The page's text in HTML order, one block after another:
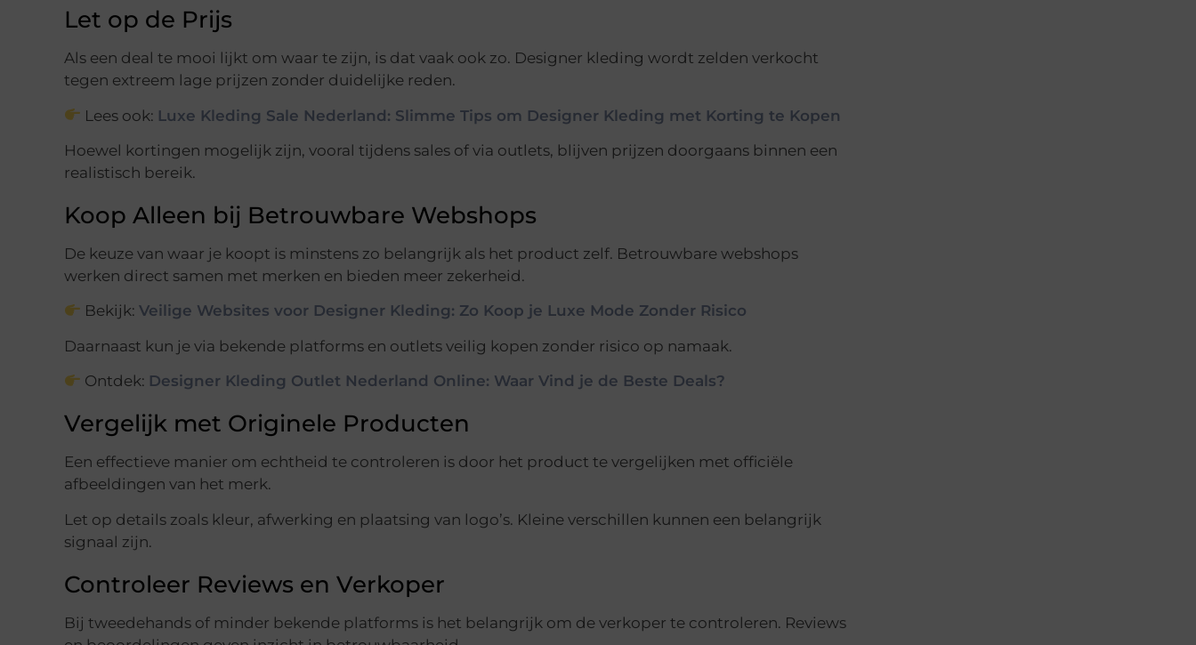
Let op de Prijs
Als een deal te mooi lijkt om waar te zijn, is dat vaak ook zo. Designer kleding wordt zelden verkocht
tegen extreem lage prijzen zonder duidelijke reden.
Lees ook: Luxe Kleding Sale Nederland: Slimme Tips om Designer Kleding met Korting te Kopen
Hoewel kortingen mogelijk zijn, vooral tijdens sales of via outlets, blijven prijzen doorgaans binnen een
realistisch bereik.
Koop Alleen bij Betrouwbare Webshops
De keuze van waar je koopt is minstens zo belangrijk als het product zelf. Betrouwbare webshops
werken direct samen met merken en bieden meer zekerheid.
Bekijk:Veilige Websites voor Designer Kleding: Zo Koop je Luxe Mode Zonder Risico
Daarnaast kun je via bekende platforms en outlets veilig kopen zonder risico op namaak.
Ontdek: Designer Kleding Outlet Nederland Online: Waar Vind je de Beste Deals?
Vergelijk met Originele Producten
Een effectieve manier om echtheid te controleren is door het product te vergelijken met officiële
afbeeldingen van het merk.
Let op details zoals kleur, afwerking en plaatsing van logo’s. Kleine verschillen kunnen een belangrijk
signaal zijn.
Controleer Reviews en Verkoper
Bij tweedehands of minder bekende platforms is het belangrijk om de verkoper te controleren. Reviews